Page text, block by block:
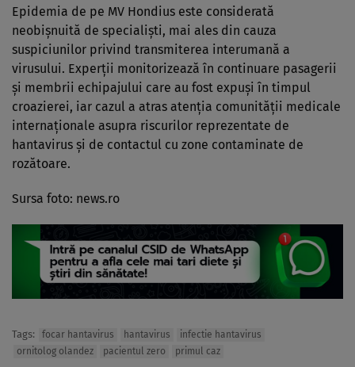
Epidemia de pe MV Hondius este considerată
neobișnuită de specialiști, mai ales din cauza
suspiciunilor privind transmiterea interumană a
virusului. Experții monitorizează în continuare pasagerii
și membrii echipajului care au fost expuși în timpul
croazierei, iar cazul a atras atenția comunității medicale
internaționale asupra riscurilor reprezentate de
hantavirus și de contactul cu zone contaminate de
rozătoare.
Sursa foto: news.ro
Tags: focar hantavirus hantavirus
infectie hantavirus
ornitolog olandez
pacientul zero primul caz